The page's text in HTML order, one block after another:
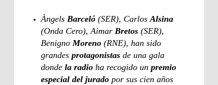
Àngels Barceló (SER), CarlosAlsina
(Onda Cero), Aimar Bretos (SER),
BenignoMoreno (RNE), han sido
grandes protagonistas de una gala
donde la radio ha recogido un premio
especial del jurado por sus cien años